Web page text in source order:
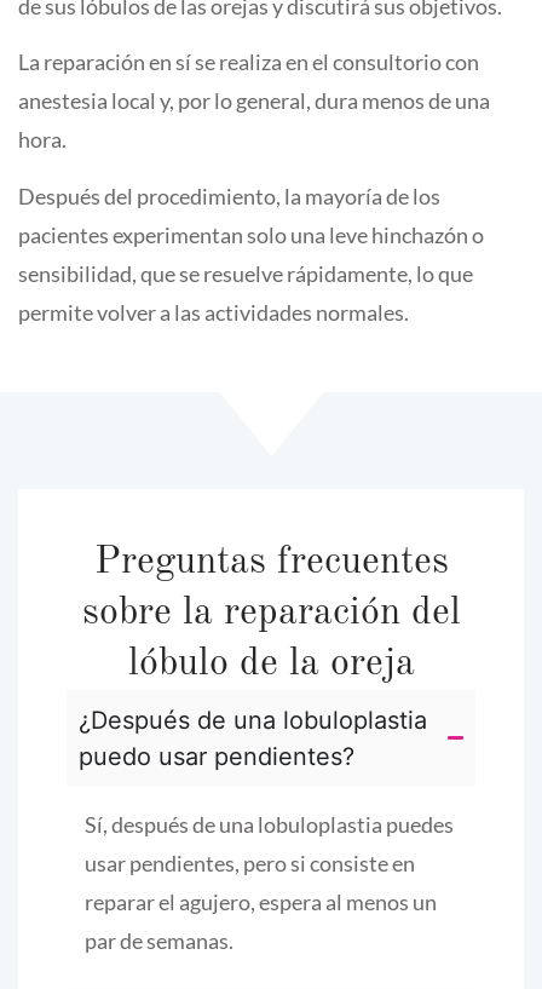
de sus lóbulos de las orejas y discutirá sus objetivos.
La reparación en sí se realiza en el consultorio con
anestesia local y, por lo general, dura menos de una
hora.
Después del procedimiento, la mayoría de los
pacientes experimentan solo una leve hinchazón o
sensibilidad, que se resuelve rápidamente, lo que
permite volver a las actividades normales.
Preguntas frecuentes
sobre la reparación del
lóbulo de la oreja
¿Después de una lobuloplastia
puedo usar pendientes?
Sí, después de una lobuloplastia puedes
usar pendientes, pero si consiste en
reparar el agujero, espera al menos un
par de semanas.